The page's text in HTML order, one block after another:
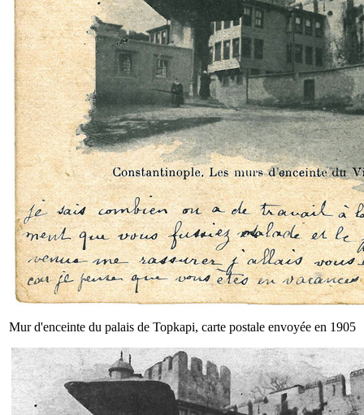
Mur d'enceinte du palais de Topkapi, carte postale envoyée en 1905